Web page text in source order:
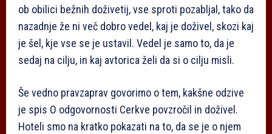
ob obilici bežnih doživetij, vse sproti pozabljal, tako da
nazadnje že ni več dobro vedel, kaj je doživel, skozi kaj
je šel, kje vse se je ustavil. Vedel je samo to, da je
sedaj na cilju, in kaj avtorica želi da si o cilju misli.
Še vedno pravzaprav govorimo o tem, kakšne odzive
je spis O odgovornosti Cerkve povzročil in doživel.
Hoteli smo na kratko pokazati na to, da se je o njem